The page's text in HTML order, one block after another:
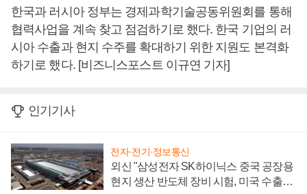
한국과 러시아 정부는 경제과학기술공동위원회를 통해
협력사업을 계속 찾고 점검하기로 했다. 한국 기업의 러
시아 수출과 현지 수주를 확대하기 위한 지원도 본격화
하기로 했다. [비즈니스포스트 이규연 기자]
인기기사
전자·전기·정보통신
외신 "삼성전자 SK하이닉스 중국 공장용
현지 생산 반도체 장비 시험, 미국 수출통